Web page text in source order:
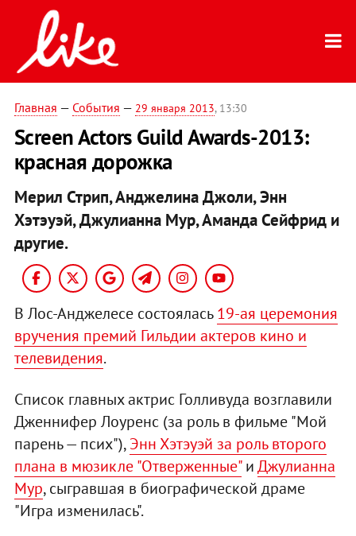
Главная — События — 29 января 2013, 13:30
Screen Actors Guild Awards-2013:
красная дорожка
Мерил Стрип, Анджелина Джоли, Энн
Хэтэуэй, Джулианна Мур, Аманда Сейфрид и
другие.
В Лос-Анджелесе состоялась19-ая церемония
вручения премий Гильдии актеров кино и
телевидения.
Список главных актрис Голливуда возглавили
Дженнифер Лоуренс (за роль в фильме "Мой
парень — псих"),Энн Хэтэуэй за роль второго
плана в мюзикле "Отверженные"иДжулианна
Мур, сыгравшая в биографической драме
"Игра изменилась".